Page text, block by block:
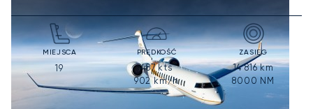
MIEJSCA
19
PRĘDKOŚĆ
487kts
902 km/h
ZASIĘG
14 816km
8000 NM